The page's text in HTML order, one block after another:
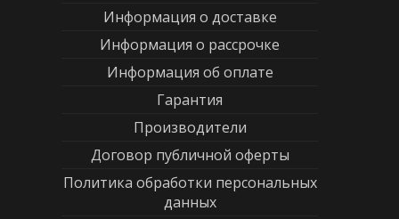
Информация о доставке
Информация о рассрочке
Информация об оплате
Гарантия
Производители
Договор публичной оферты
Политика обработки персональных
данных